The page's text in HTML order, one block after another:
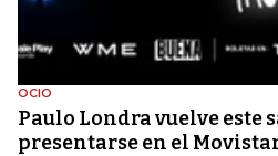
OCIO
Paulo Londra vuelve este
presentarse en el